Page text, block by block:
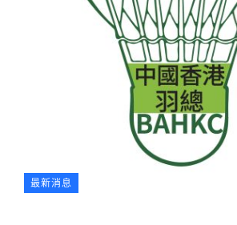
最新消息